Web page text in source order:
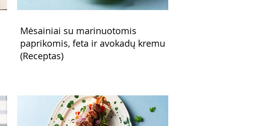
Mėsainiai su marinuotomis
paprikomis, feta ir avokadų kremu
(Receptas)